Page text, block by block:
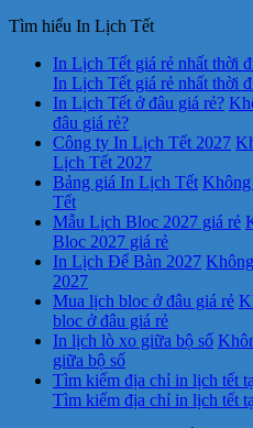
Tìm hiểu In Lịch Tết
In Lịch Tết giá rẻ nhất thời
In Lịch Tết giá rẻ nhất thời
In Lịch Tết ở đâu giá rẻ?
đâu giá rẻ?
Công ty In Lịch Tết 2027
Lịch Tết 2027
Bảng giá In Lịch Tết
Tết
Mẫu Lịch Bloc 2027 giá rẻ
Bloc 2027 giá rẻ
In Lịch Để Bàn 2027
2027
Mua lịch bloc ở đâu giá rẻ
bloc ở đâu giá rẻ
In lịch lò xo giữa bộ số
giữa bộ số
Tìm kiếm địa chỉ in lịch tết
Tìm kiếm địa chỉ in lịch tết